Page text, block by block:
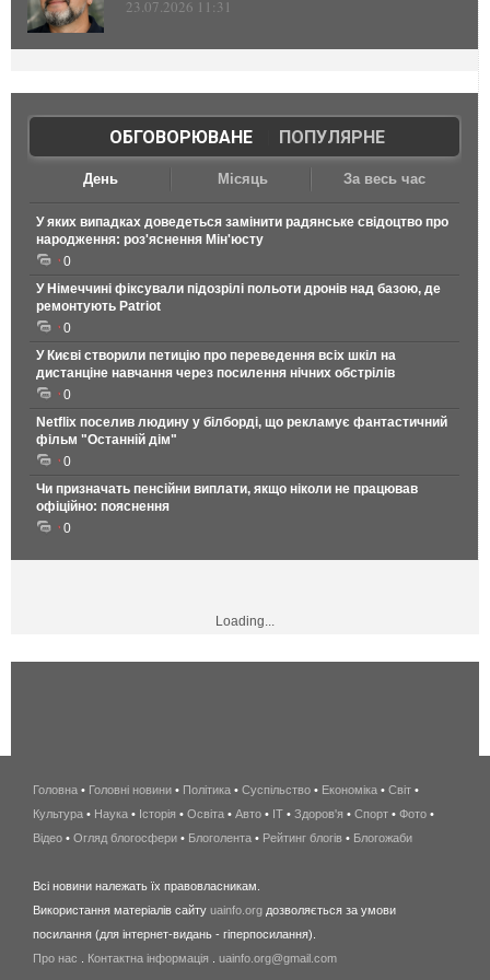
23.07.2026 11:31
ОБГОВОРЮВАНЕ| ПОПУЛЯРНЕ
День Місяць За весь час
У яких випадках доведеться замінити радянське свідоцтво про
народження: роз'яснення Мін'юсту
0
У Німеччині фіксували підозрілі польоти дронів над базою, де
ремонтують Patriot
0
У Києві створили петицію про переведення всіх шкіл на
дистанціне навчання через посилення нічних обстрілів
0
Netflix поселив людину у білборді, що рекламує фантастичний
фільм "Останній дім"
0
Чи призначать пенсійни виплати, якщо ніколи не працював
офіційно: пояснення
0
Loading...
беспроводной
интернет
киев
wimax
в
Головна • Головні новини • Політика • Суспільство • Економіка • Світ •
Культура • Наука • Історія • Освіта • Авто • IT • Здоров'я • Спорт • Фото •
Відео • Огляд блогосфери • Блоголента • Рейтинг блогів • Блогожаби
Всі новини належать їх правовласникам.
Використання матеріалів сайту uainfo.org дозволяється за умови
посилання (для інтернет-видань - гіперпосилання).
Про нас
Контактна інформація uainfo.org@gmail.com